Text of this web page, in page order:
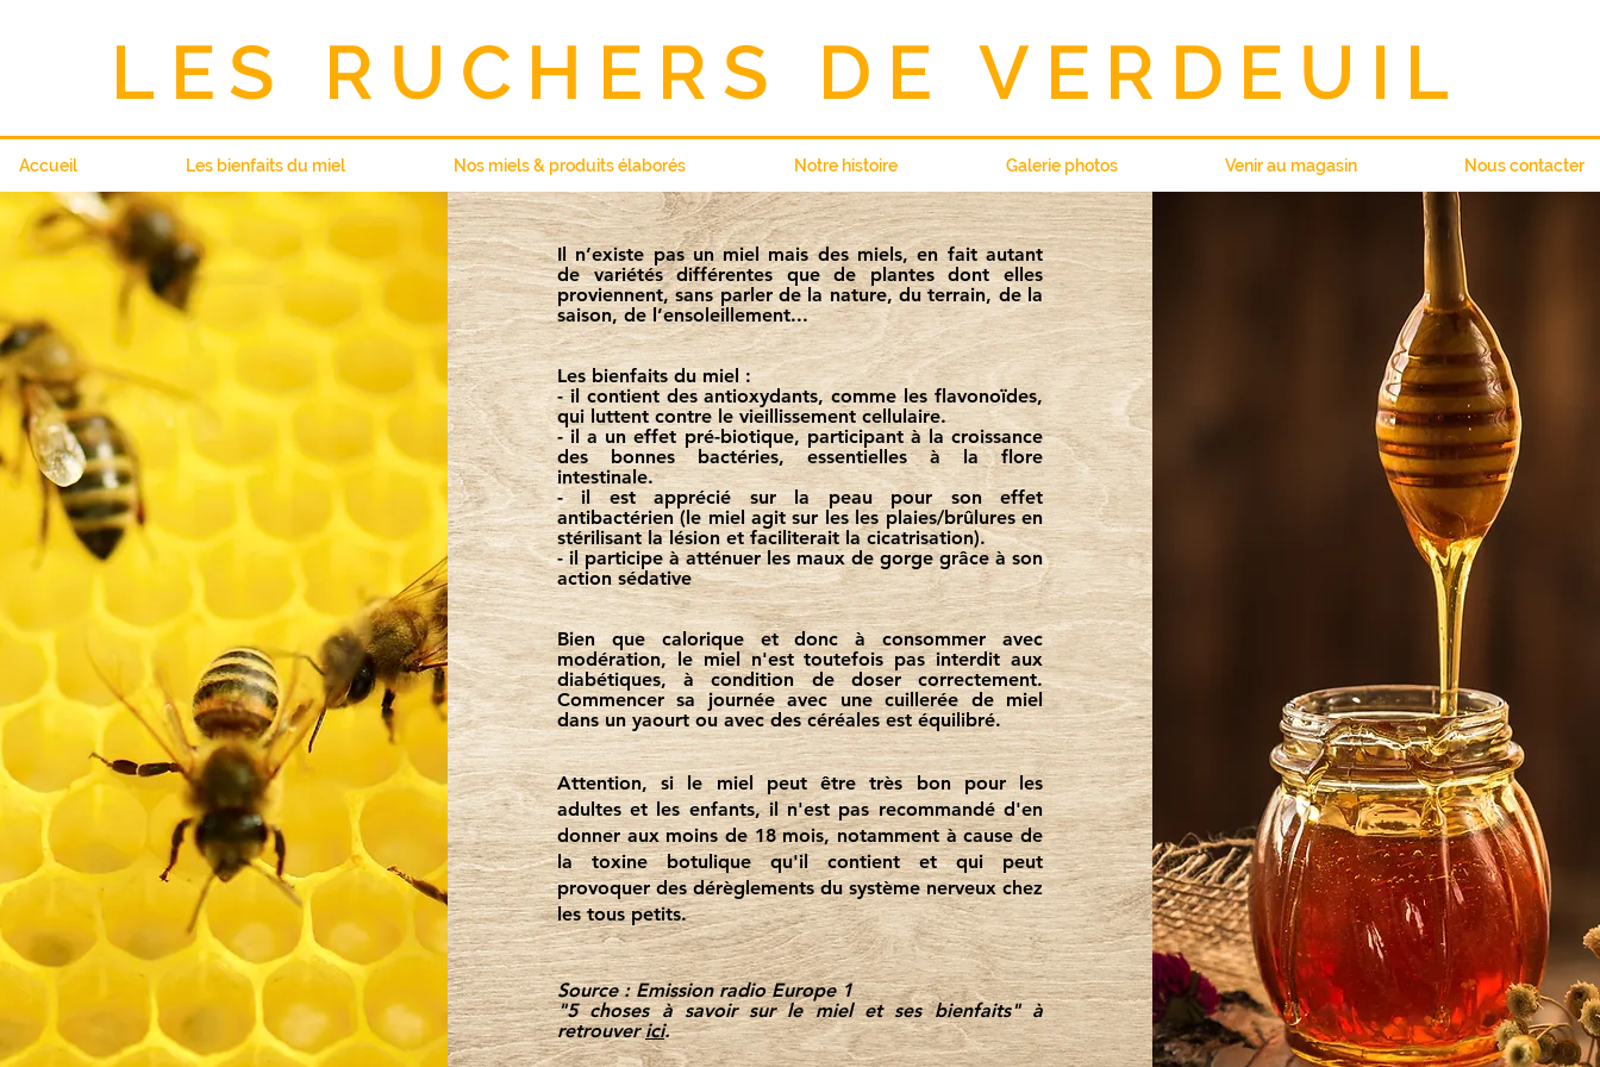
LES RUCHERS DE VERDEUIL
Accueil Les bienfaits du miel Nos miels & produits élaborés Notre histoire Galerie photos Venir au magasin Nous contacter
Il n’existe pas un miel mais des miels, en fait autant
de variétés différentes que de plantes dont elles
proviennent, sans parler de la nature, du terrain, de la
saison, de l’ensoleillement...
Les bienfaits du miel :
- il contient des antioxydants, comme les flavonoïdes,
qui luttent contre le vieillissement cellulaire.
- il a un effet pré-biotique, participant à la croissance
des bonnes bactéries, essentielles à la flore
intestinale.
- il est apprécié sur la peau pour son effet
antibactérien (le miel agit sur les les plaies/brûlures en
stérilisant la lésion et faciliterait la cicatrisation).
- il participe à atténuer les maux de gorge grâce à son
action sédative
Bien que calorique et donc à consommer avec
modération, le miel n'est toutefois pas interdit aux
diabétiques, à condition de doser correctement.
Commencer sa journée avec une cuillerée de miel
dans un yaourt ou avec des céréales est équilibré.
Attention, si le miel peut être très bon pour les
adultes et les enfants, il n'est pas recommandé d'en
donner aux moins de 18 mois, notamment à cause de
la toxine botulique qu'il contient et qui peut
provoquer des dérèglements du système nerveux chez
les tous petits.
Source : Emission radio Europe 1
"5 choses à savoir sur le miel et ses bienfaits" à
retrouverici.